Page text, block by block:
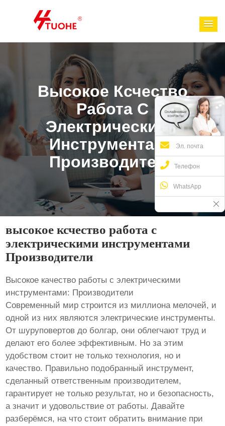
Высокое Ксчество
Работа С
Электрическими
Инструментами
Производители
высокое ксчество работа с
электрическими инструментами
Производители
Высокое качество работы с электрическими
инструментами: Производители
Современный мир строится из миллиона мелочей, и
одной из них являются электрические инструменты.
От шуруповертов до болгар, они облегчают труд и
делают его более эффективным. Но за этим
удобством стоит не только технология, но и
качество. Правильно подобранный инструмент,
сделанный ответственным производителем,
гарантирует не только результат, но и безопасность,
а значит и удовольствие от работы. Давайте
разберёмся, на что стоит обратить внимание при
Эл. почта
Телефон
WhatsApp